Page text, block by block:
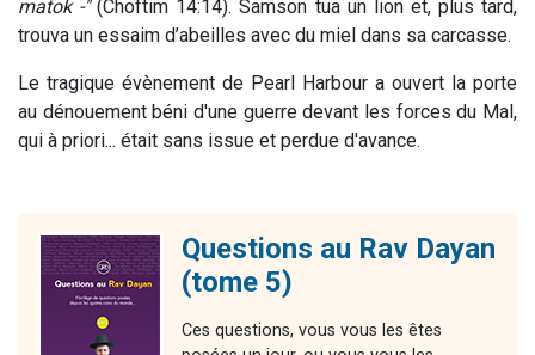
matok -"(Choftim 14:14). Samson tua un lion et, plus tard,
trouva un essaim d’abeilles avec du miel dans sa carcasse.
Le tragique évènement de Pearl Harbour a ouvert la porte
au dénouement béni d'une guerre devant les forces du Mal,
qui à priori... était sans issue et perdue d'avance.
Questions au Rav Dayan
(tome 5)
Ces questions, vous vous les êtes